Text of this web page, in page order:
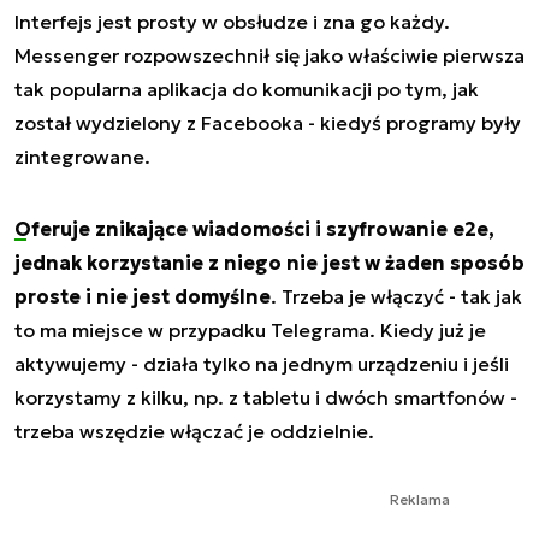
Interfejs jest prosty w obsłudze i zna go każdy.
Messenger rozpowszechnił się jako właściwie pierwsza
tak popularna aplikacja do komunikacji po tym, jak
został wydzielony z Facebooka - kiedyś programy były
zintegrowane.
Oferuje znikające wiadomości i szyfrowanie e2e,
jednak korzystanie z niego nie jest w żaden sposób
proste i nie jest domyślne. Trzeba je włączyć - tak jak
to ma miejsce w przypadku Telegrama. Kiedy już je
aktywujemy - działa tylko na jednym urządzeniu i jeśli
korzystamy z kilku, np. z tabletu i dwóch smartfonów -
trzeba wszędzie włączać je oddzielnie.
Reklama